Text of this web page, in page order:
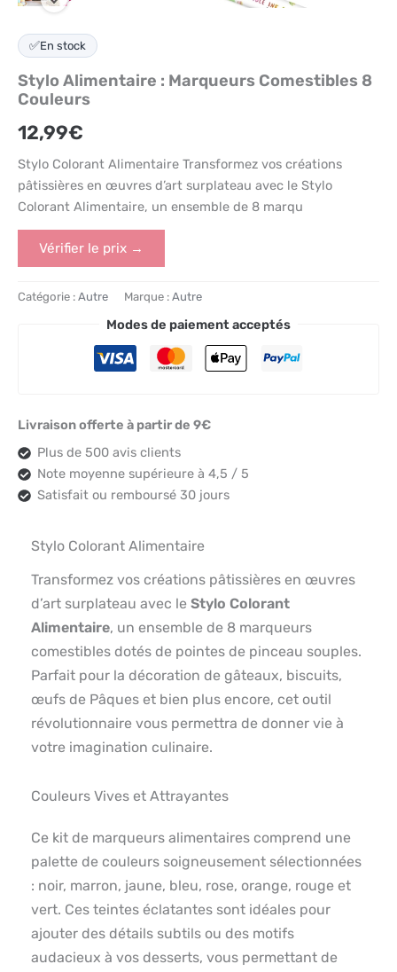
✅En stock
Stylo Alimentaire : Marqueurs Comestibles 8
Couleurs
12,99€
Stylo Colorant Alimentaire Transformez vos créations
pâtissières en œuvres d’art surplateau avec le Stylo
Colorant Alimentaire, un ensemble de 8 marqu
Vérifier le prix →
Catégorie : Autre Marque : Autre
Modes de paiement acceptés
Livraison offerte à partir de 9€
Plus de 500 avis clients
Note moyenne supérieure à 4,5 / 5
Satisfait ou remboursé 30 jours
Stylo Colorant Alimentaire
Transformez vos créations pâtissières en œuvres
d’art surplateau avec le Stylo Colorant
Alimentaire, un ensemble de 8 marqueurs
comestibles dotés de pointes de pinceau souples.
Parfait pour la décoration de gâteaux, biscuits,
œufs de Pâques et bien plus encore, cet outil
révolutionnaire vous permettra de donner vie à
votre imagination culinaire.
Couleurs Vives et Attrayantes
Ce kit de marqueurs alimentaires comprend une
palette de couleurs soigneusement sélectionnées
: noir, marron, jaune, bleu, rose, orange, rouge et
vert. Ces teintes éclatantes sont idéales pour
ajouter des détails subtils ou des motifs
audacieux à vos desserts, vous permettant de